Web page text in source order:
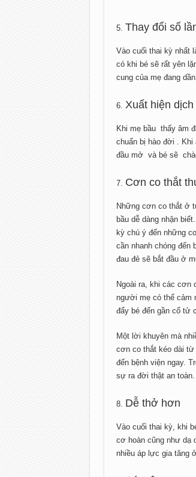
Thay đổi số
Vào cuối thai kỳ nhất
có khi bé sẽ rất yên
cung của mẹ đang
Xuất hiện
Khi mẹ bầu thấy âm
chuẩn bị hào đời .
đầu mở và bé sẽ
Cơn co thắt
Những cơn co thắt ở
bầu dễ dàng nhận
kỳ chú ý đến những
cần nhanh chóng đến
đau đẻ sẽ bắt đầu ở
Ngoài ra, khi các cơn
người mẹ có thể cảm
đẩy bé đến gần cổ tử
Một lời khuyên mà
cơn co thắt kéo dài từ
đến bệnh viện ngay.
sự ra đời thật an toàn.
Dễ thở hơn
Vào cuối thai kỳ, khi
cơ hoàn cũng như dạ
nhiều áp lực gia tăng